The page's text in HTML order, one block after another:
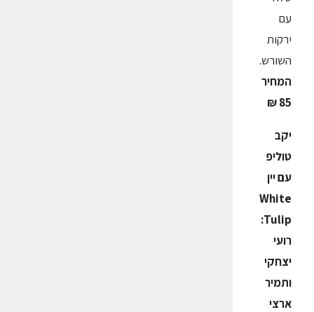
עם
ירקות
השורש.
המחיר
85 ₪
יקב
טוליפ
עם יין
White
Tulip:
רועי
יצחקי
ותמיר
ארצי